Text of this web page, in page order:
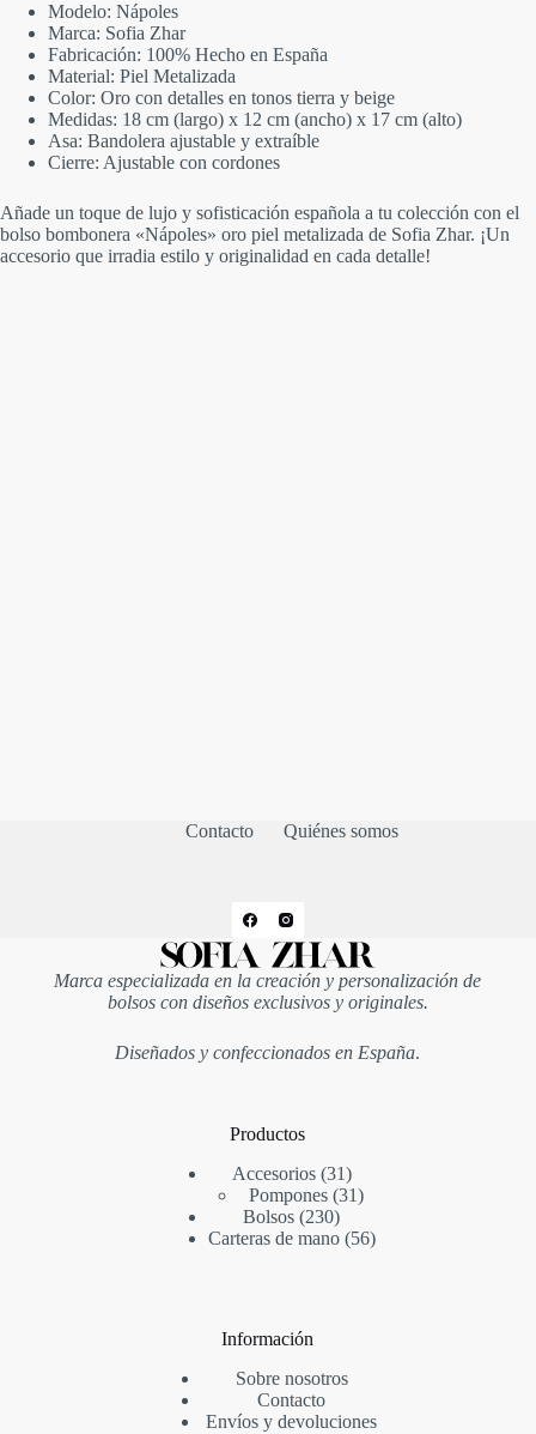
Modelo: Nápoles
Marca: Sofia Zhar
Fabricación: 100% Hecho en España
Material: Piel Metalizada
Color: Oro con detalles en tonos tierra y beige
Medidas: 18 cm (largo) x 12 cm (ancho) x 17 cm (alto)
Asa: Bandolera ajustable y extraíble
Cierre: Ajustable con cordones
Añade un toque de lujo y sofisticación española a tu colección con el
bolso bombonera «Nápoles» oro piel metalizada de Sofia Zhar. ¡Un
accesorio que irradia estilo y originalidad en cada detalle!
Contacto Quiénes somos
Marca especializada en la creación y personalización de
bolsos con diseños exclusivos y originales.
Diseñados y confeccionados en España.
Productos
Accesorios 3131
productos
Pompones 3131
Bolsos 230230
productos
Carteras de mano 5656
Información
Sobre nosotros
Contacto
Envíos y devoluciones